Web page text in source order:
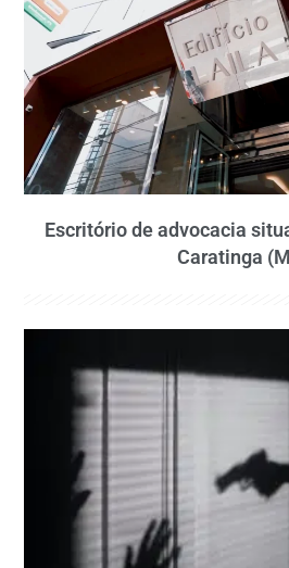
Escritório de advocacia
Caratinga